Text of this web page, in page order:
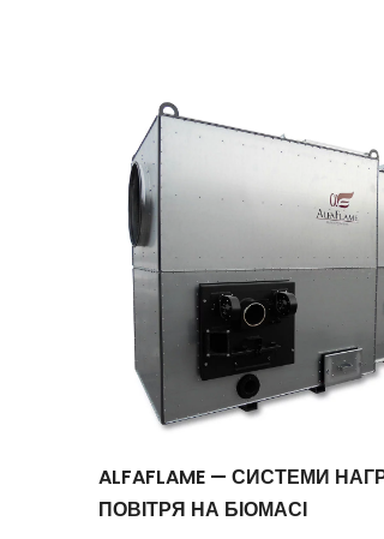
ALFAFLAME — СИСТЕМИ
ПОВІТРЯ НА БІОМАСІ